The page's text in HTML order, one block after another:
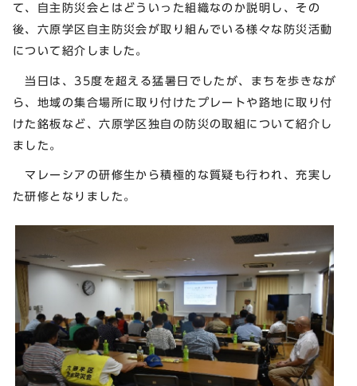
て、自主防災会とはどういった組織なのか説明し、その
後、六原学区自主防災会が取り組んでいる様々な防災活動
について紹介しました。
当日は、35度を超える猛暑日でしたが、まちを歩きなが
ら、地域の集合場所に取り付けたプレートや路地に取り付
けた銘板など、六原学区独自の防災の取組について紹介し
ました。
マレーシアの研修生から積極的な質疑も行われ、充実し
た研修となりました。